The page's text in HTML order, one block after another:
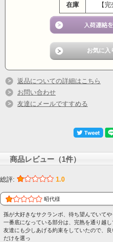
在庫 【
返品についての詳細はこちら
お問い合わせ
友達にメールですすめる
商品レビュー（1件）
総評: 1.0
昭代様
孫が大好きなサクランボ、待ち望んでいて
一番底になっている部分は、完熟を通り越
友達にも少しあげる約束をしていたので、良
だけを選っ